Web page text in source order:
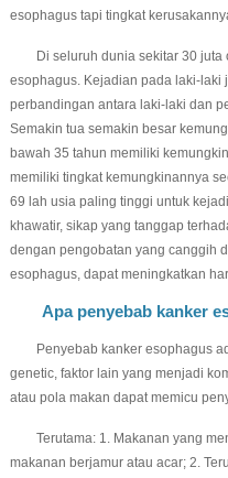
esophagus tapi tingkat
Di seluruh dunia sekitar 30 juta
esophagus. Kejadian pada laki-
perbandingan antara laki-laki dan
Semakin tua semakin besar
bawah 35 tahun memiliki
memiliki tingkat kemungkinannya
69 lah usia paling tinggi untuk
khawatir, sikap yang tanggap
dengan pengobatan yang canggih
esophagus, dapat meningkatkan
Apa penyebab kanker
Penyebab kanker esophagus
genetic, faktor lain yang menjadi
atau pola makan dapat memicu
Terutama: 1. Makanan yang
makanan berjamur atau acar; 2.